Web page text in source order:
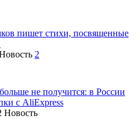
пишет стихи, посвященные
2
не получится: в России
с AliExpress
Новость